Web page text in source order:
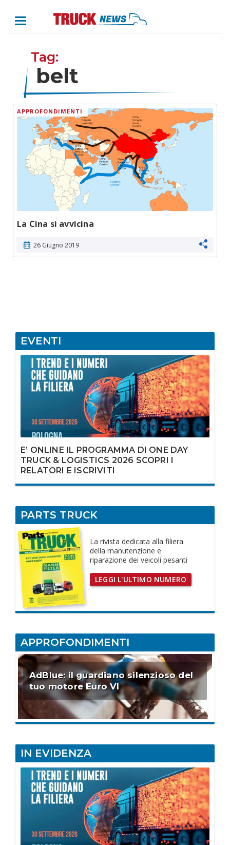
Tag:
belt
APPROFONDIMENTI
La Cina si avvicina
calendar_month 26 Giugno 2019
EVENTI
E’ ONLINE IL PROGRAMMA DI ONE DAY
TRUCK & LOGISTICS 2026 SCOPRI I
RELATORI E ISCRIVITI
PARTS TRUCK
La rivista dedicata alla filiera
della manutenzione e
riparazione dei veicoli pesanti
LEGGI L'ULTIMO NUMERO
APPROFONDIMENTI
AdBlue: il guardiano silenzioso del
tuo motore Euro VI
IN EVIDENZA